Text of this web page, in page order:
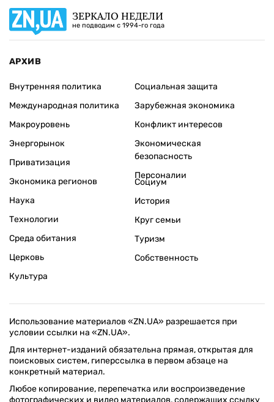
ЗЕРКАЛО НЕДЕЛИ
не подводим с 1994-го года
АРХИВ
Внутренняя политика
Международная политика
Макроуровень
Энергорынок
Приватизация
Экономика регионов
Социальная защита
Зарубежная экономика
Конфликт интересов
Экономическая
безопасность
Персоналии
Наука
Технологии
Среда обитания
Церковь
Культура
Социум
История
Круг семьи
Туризм
Собственность
Использование материалов «ZN.UA» разрешается при
условии ссылки на «ZN.UA».
Для интернет-изданий обязательна прямая, открытая для
поисковых систем, гиперссылка в первом абзаце на
конкретный материал.
Любое копирование, перепечатка или воспроизведение